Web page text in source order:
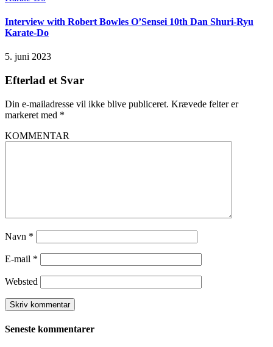
Interview with Robert Bowles O’Sensei 10th Dan Shuri-Ryu
Karate-Do
5. juni 2023
Efterlad et Svar
Din e-mailadresse vil ikke blive publiceret. Krævede felter er
markeret med *
KOMMENTAR
Navn *
E-mail *
Websted
Seneste kommentarer